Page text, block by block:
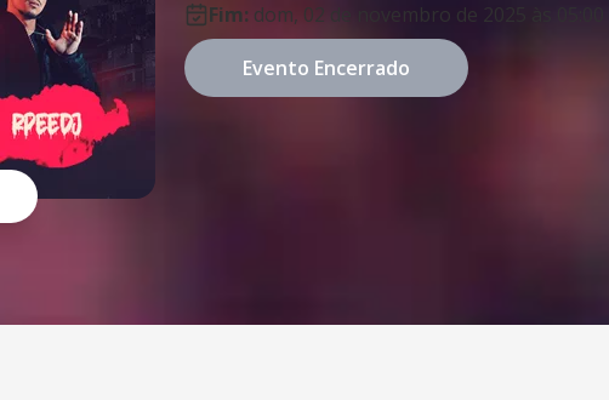
Fim: dom, 02 de novembro de 2025
Evento Encerrado